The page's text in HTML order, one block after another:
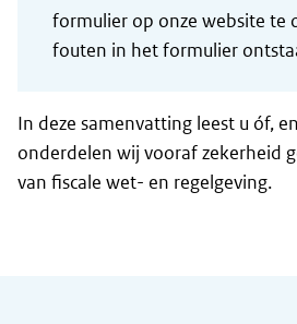
formulier op onze website te
fouten in het formulier
In deze samenvatting leest u óf,
onderdelen wij vooraf zekerheid
van fiscale wet- en regelgeving.